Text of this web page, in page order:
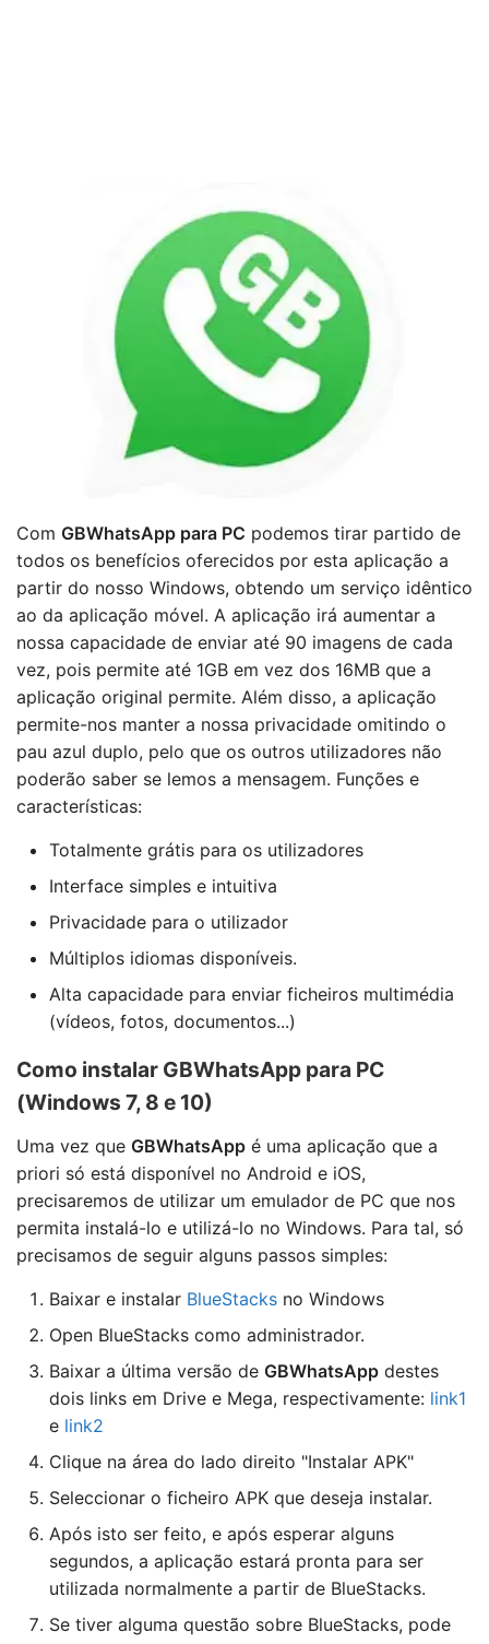
Com GBWhatsApp para PC podemos tirar partido de
todos os benefícios oferecidos por esta aplicação a
partir do nosso Windows, obtendo um serviço idêntico
ao da aplicação móvel. A aplicação irá aumentar a
nossa capacidade de enviar até 90 imagens de cada
vez, pois permite até 1GB em vez dos 16MB que a
aplicação original permite. Além disso, a aplicação
permite-nos manter a nossa privacidade omitindo o
pau azul duplo, pelo que os outros utilizadores não
poderão saber se lemos a mensagem. Funções e
características:
Totalmente grátis para os utilizadores
Interface simples e intuitiva
Privacidade para o utilizador
Múltiplos idiomas disponíveis.
Alta capacidade para enviar ficheiros multimédia
(vídeos, fotos, documentos...)
Como instalar GBWhatsApp para PC
(Windows 7, 8 e 10)
Uma vez que GBWhatsApp é uma aplicação que a
priori só está disponível no Android e iOS,
precisaremos de utilizar um emulador de PC que nos
permita instalá-lo e utilizá-lo no Windows. Para tal, só
precisamos de seguir alguns passos simples:
Baixar e instalar BlueStacks no Windows
Open BlueStacks como administrador.
Baixar a última versão de GBWhatsApp destes
dois links em Drive e Mega, respectivamente: link1
e link2
Clique na área do lado direito "Instalar APK"
Seleccionar o ficheiro APK que deseja instalar.
Após isto ser feito, e após esperar alguns
segundos, a aplicação estará pronta para ser
utilizada normalmente a partir de BlueStacks.
Se tiver alguma questão sobre BlueStacks, pode